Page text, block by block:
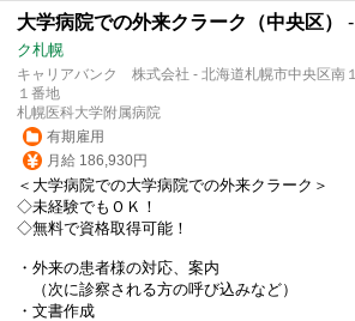
大学病院での外来クラーク（中央区） -
ク札幌
キャリアバンク 株式会社 - 北海道札幌市中央区南
１番地
札幌医科大学附属病院
有期雇用
月給 186,930円
＜大学病院での大学病院での外来クラーク＞
◇未経験でもＯＫ！
◇無料で資格取得可能！
・外来の患者様の対応、案内
（次に診察される方の呼び込みなど）
・文書作成